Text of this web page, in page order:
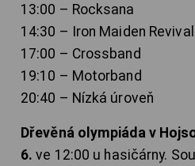
13:00 – Rocksana
14:30 – Iron Maiden
17:00 – Crossband
19:10 – Motorband
20:40 – Nízká úroveň
Dřevěná olympiáda v
6. ve 12:00 u hasičárny.